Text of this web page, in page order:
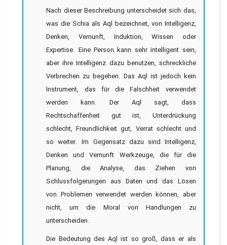
Nach dieser Beschreibung unterscheidet sich das,
was die Schia als Aql bezeichnet, von Intelligenz,
Denken, Vernunft, Induktion, Wissen oder
Expertise. Eine Person kann sehr intelligent sein,
aber ihre Intelligenz dazu benutzen, schreckliche
Verbrechen zu begehen. Das Aql ist jedoch kein
Instrument, das für die Falschheit verwendet
werden kann. Der Aql sagt, dass
Rechtschaffenheit gut ist, Unterdrückung
schlecht, Freundlichkeit gut, Verrat schlecht und
so weiter. Im Gegensatz dazu sind Intelligenz,
Denken und Vernunft Werkzeuge, die für die
Planung, die Analyse, das Ziehen von
Schlussfolgerungen aus Daten und das Lösen
von Problemen verwendet werden können, aber
nicht, um die Moral von Handlungen zu
unterscheiden.
Die Bedeutung des Aql ist so groß, dass er als